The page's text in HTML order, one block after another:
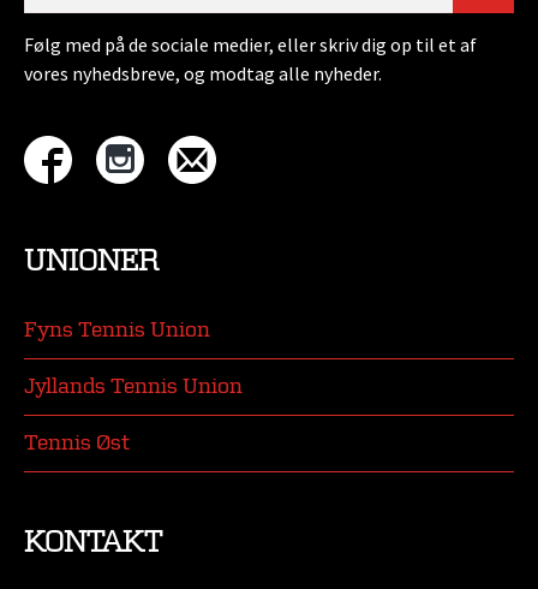
Følg med på de sociale medier, eller skriv dig op til et af
vores nyhedsbreve, og modtag alle nyheder.
UNIONER
Fyns Tennis Union
Jyllands Tennis Union
Tennis Øst
KONTAKT